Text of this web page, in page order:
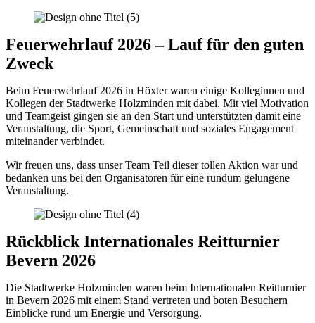
Feuerwehrlauf 2026 – Lauf für den guten
Zweck
Beim Feuerwehrlauf 2026 in Höxter waren einige Kolleginnen und
Kollegen der Stadtwerke Holzminden mit dabei. Mit viel Motivation
und Teamgeist gingen sie an den Start und unterstützten damit eine
Veranstaltung, die Sport, Gemeinschaft und soziales Engagement
miteinander verbindet.
Wir freuen uns, dass unser Team Teil dieser tollen Aktion war und
bedanken uns bei den Organisatoren für eine rundum gelungene
Veranstaltung.
Rückblick Internationales Reitturnier
Bevern 2026
Die Stadtwerke Holzminden waren beim Internationalen Reitturnier
in Bevern 2026 mit einem Stand vertreten und boten Besuchern
Einblicke rund um Energie und Versorgung.